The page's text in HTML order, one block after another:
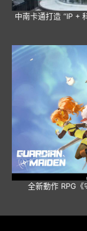
中南卡通打造 “IP +
全新動作 RPG